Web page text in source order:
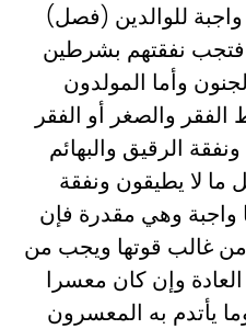
(فصل) ونفقة العمودين من الأهل واجبة للوالدين
فتجب نفقتهم بشرطين
وأما المولدون
والصغر أو الفقر
الرقيق والبهائم
ما لا يطيقون ونفقة
واجبة وهي مقدرة فإن
غالب قوتها ويجب من
وإن كان معسرا
يأتدم به المعسرون